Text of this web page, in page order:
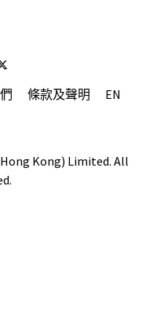
條款及聲明 EN
Kong) Limited. All